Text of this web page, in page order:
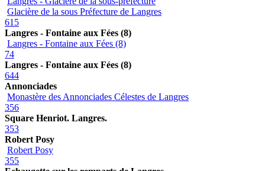
Glacière de la sous Préfecture de Langres
615
Langres - Fontaine aux Fées (8)
Langres - Fontaine aux Fées (8)
74
Langres - Fontaine aux Fées (8)
644
Annonciades
Monastère des Annonciades Célestes de Langres
356
Square Henriot. Langres.
353
Robert Posy
Robert Posy
355